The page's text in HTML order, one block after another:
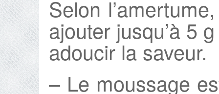
Selon
ajouter jusqu’à 5
adoucir la saveur.
– Le moussage